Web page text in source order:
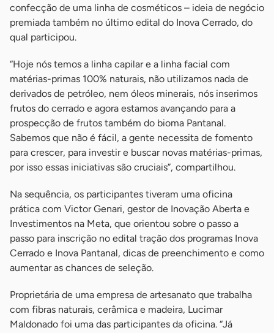
confecção de uma linha de cosméticos – ideia de negócio
premiada também no último edital do Inova Cerrado, do
qual participou.
“Hoje nós temos a linha capilar e a linha facial com
matérias-primas 100% naturais, não utilizamos nada de
derivados de petróleo, nem óleos minerais, nós inserimos
frutos do cerrado e agora estamos avançando para a
prospecção de frutos também do bioma Pantanal.
Sabemos que não é fácil, a gente necessita de fomento
para crescer, para investir e buscar novas matérias-primas,
por isso essas iniciativas são cruciais”, compartilhou.
Na sequência, os participantes tiveram uma oficina
prática com Victor Genari, gestor de Inovação Aberta e
Investimentos na Meta, que orientou sobre o passo a
passo para inscrição no edital tração dos programas Inova
Cerrado e Inova Pantanal, dicas de preenchimento e como
aumentar as chances de seleção.
Proprietária de uma empresa de artesanato que trabalha
com fibras naturais, cerâmica e madeira, Lucimar
Maldonado foi uma das participantes da oficina. “Já